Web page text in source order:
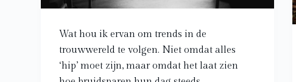
Wat hou ik ervan om trends in de
trouwwereld te volgen. Niet omdat alles
‘hip’ moet zijn, maar omdat het laat zien